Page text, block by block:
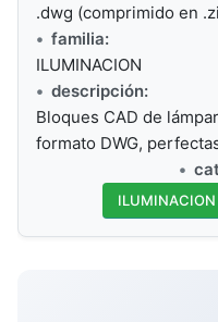
.dwg (comprimido en
familia:
ILUMINACION
descripción:
Bloques CAD de
formato DWG,
ILUMINACION